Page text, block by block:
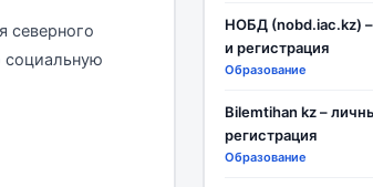
северного
социальную
НОБД (nobd.iac.kz)
и регистрация
Образование
Bilemtihan kz –
регистрация
Образование